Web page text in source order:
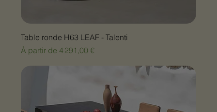
Table ronde H63 LEAF - Talenti
À partir de 4 291,00 €
Prix promotionnel